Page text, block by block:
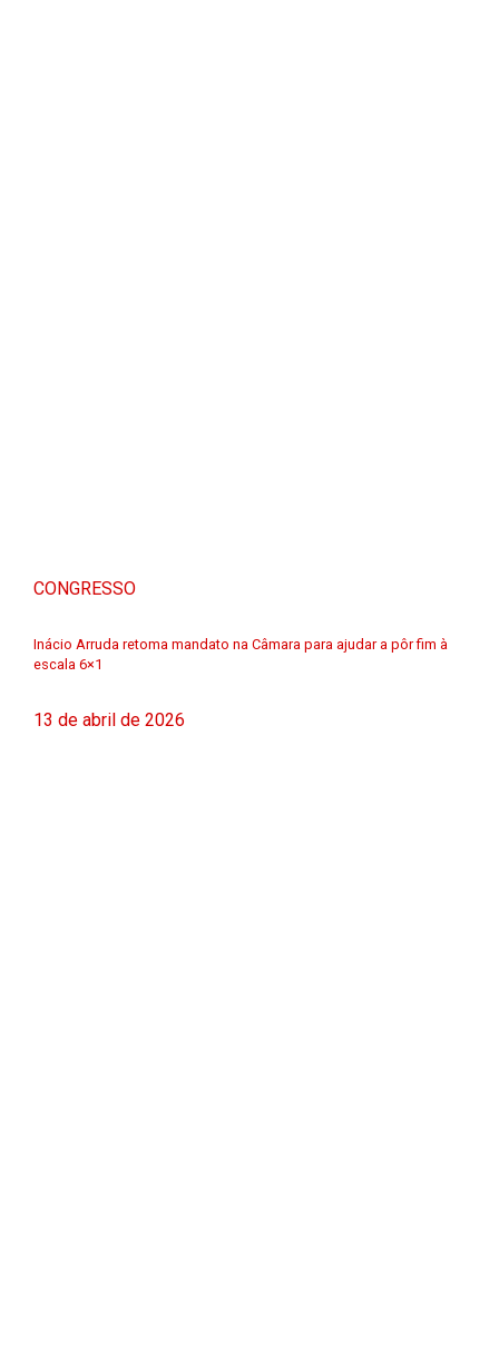
CONGRESSO
Inácio Arruda retoma mandato na Câmara para ajudar a pôr fim à
escala 6×1
13 de abril de 2026